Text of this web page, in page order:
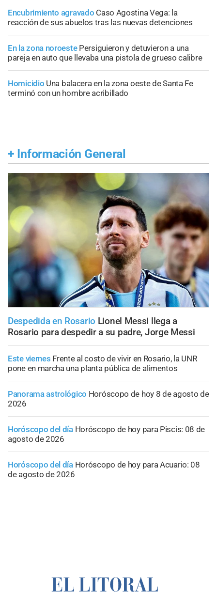
Encubrimiento agravado Caso Agostina Vega: la
reacción de sus abuelos tras las nuevas detenciones
En la zona noroeste Persiguieron y detuvieron a una
pareja en auto que llevaba una pistola de grueso calibre
Homicidio Una balacera en la zona oeste de Santa Fe
terminó con un hombre acribillado
+ Información General
Despedida en Rosario Lionel Messi llega a
Rosario para despedir a su padre, Jorge Messi
Este viernes Frente al costo de vivir en Rosario, la UNR
pone en marcha una planta pública de alimentos
Panorama astrológico Horóscopo de hoy 8 de agosto de
2026
Horóscopo del día Horóscopo de hoy para Piscis: 08 de
agosto de 2026
Horóscopo del día Horóscopo de hoy para Acuario: 08
de agosto de 2026